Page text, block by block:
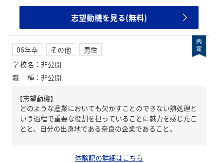
志望動機を見る(無料)
06年卒 その他
男性
学校名 ： 非公開
職種 ： 非公開
【志望動機】
どのような産業においても欠かすことのできない熱処理と
いう過程で重要な役割を担っていることに魅力を感じたこ
とと、自分の出身地である奈良の企業であること。
体験記の詳細はこちら